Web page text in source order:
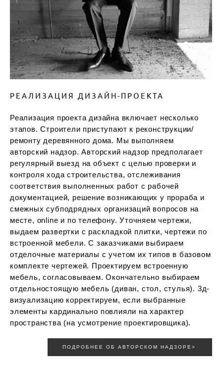
РЕАЛИЗАЦИЯ ДИЗАЙН-ПРОЕКТА
Реализация проекта дизайна включает несколько
этапов. Строители приступают к реконструкции/
ремонту деревянного дома. Мы выполняем
авторский надзор. Авторский надзор предполагает
регулярный выезд на объект с целью проверки и
контроля хода строительства, отслеживания
соответствия выполненных работ с рабочей
документацией, решение возникающих у прораба и
смежных субподрядных организаций вопросов на
месте, online и по телефону. Уточняем чертежи,
выдаем развертки с раскладкой плитки, чертежи по
встроенной мебели. С заказчиками выбираем
отделочные материалы с учетом их типов в базовом
комплекте чертежей. Проектируем встроенную
мебель, согласовываем. Окончательно выбираем
отдельностоящую мебель (диван, стол, стулья). 3д-
визуализацию корректируем, если выбранные
элементы кардинально повлияли на характер
пространства (на усмотрение проектировщика).
ПОДРОБНЕЕ ОБ АВТОРСКОМ НАДЗОРЕ>